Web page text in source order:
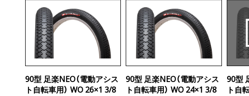
90型 足楽NEO（電動アシス
ト自転車用） WO 26×1 3/8
90型 足楽NEO（電動アシス
ト自転車用） WO 24×1 3/8
90型
ト自